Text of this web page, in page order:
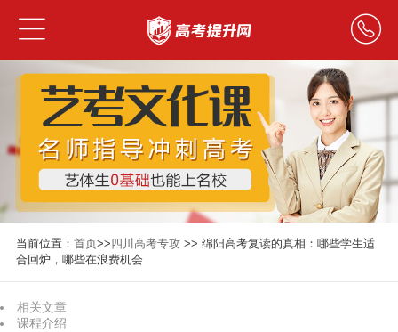
当前位置： 首页>>四川高考专攻>> 绵阳高考复读的真相：哪些学生适
合回炉，哪些在浪费机会
相关文章
课程介绍